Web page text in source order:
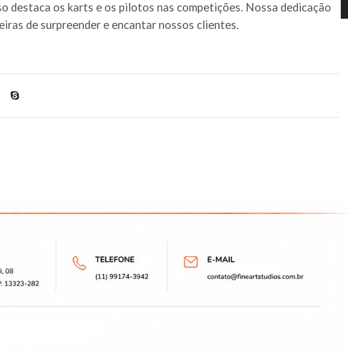
os karts e os pilotos nas competições. Nossa dedicação
de surpreender e encantar nossos clientes.